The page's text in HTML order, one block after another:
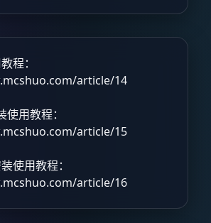
程：
article/14
用教程：
article/15
使用教程：
article/16